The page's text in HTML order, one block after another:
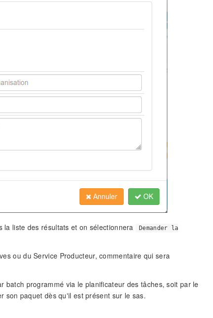
liste des résultats et on sélectionnera
Demander la
ou du Service Producteur, commentaire qui sera
batch programmé via le planificateur des tâches, soit par le
son paquet dès qu'il est présent sur le sas.